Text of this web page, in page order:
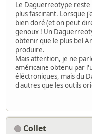
Le Daguerreotype
plus fascinant. Lorsque
bien doré (et on peut
genoux ! Un
obtenir que le plus bel
produire.
Mais attention, je ne
américaine obtenu par
éléctroniques, mais du
d'autres que les outils
Collet